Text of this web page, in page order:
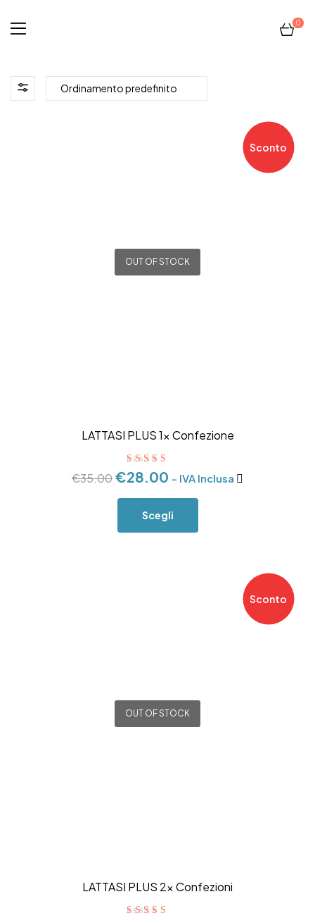
0
Sconto
OUT OF STOCK
LATTASI PLUS 1x Confezione
Valutato4.63
€35.00€28.00 - IVA Inclusa
Scegli
Sconto
OUT OF STOCK
LATTASI PLUS 2x Confezioni